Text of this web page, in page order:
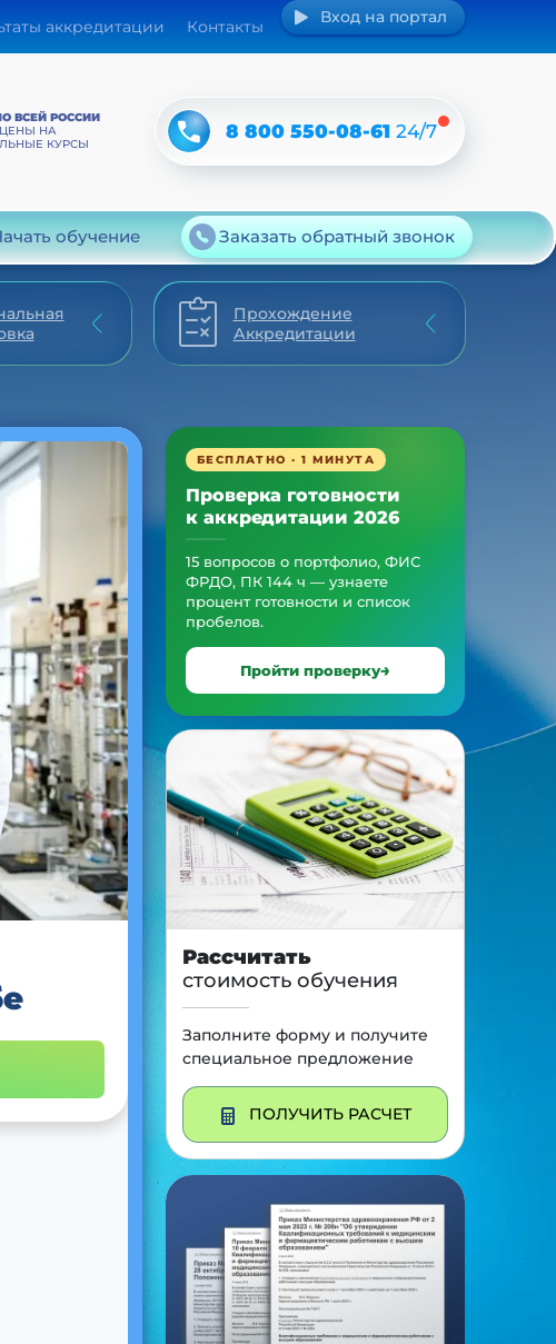
аккредитации Контакты Вход на портал
ВСЕЙ РОССИИ
НА
КУРСЫ
8 800 550-08-6124/7
обучение Заказать обратный звонок
Прохождение
Аккредитации
БЕСПЛАТНО · 1 МИНУТА
Проверка готовности
к аккредитации 2026
15 вопросов о портфолио, ФИС
ФРДО, ПК 144 ч — узнаете
процент готовности и список
пробелов.
Пройти проверку
Рассчитать
стоимость обучения
Заполните форму и получите
специальное предложение
ПОЛУЧИТЬ РАСЧЕТ